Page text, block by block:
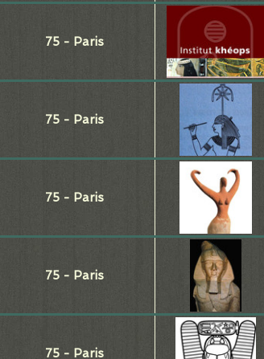
75 - Paris
75 - Paris
75 - Paris
75 - Paris
75 - Paris